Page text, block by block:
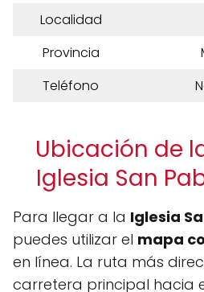
Localidad
Provincia
Teléfono
Ubicación de
Iglesia San
Para llegar a la Iglesia
puedes utilizar el mapa
en línea. La ruta más
carretera principal hacia